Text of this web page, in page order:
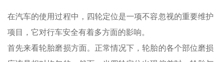
在汽车的使用过程中，四轮定位是一项不容忽视的重要维护
项目，它对行车安全有着多方面的影响。
首先来看轮胎磨损方面。正常情况下，轮胎的各个部位磨损